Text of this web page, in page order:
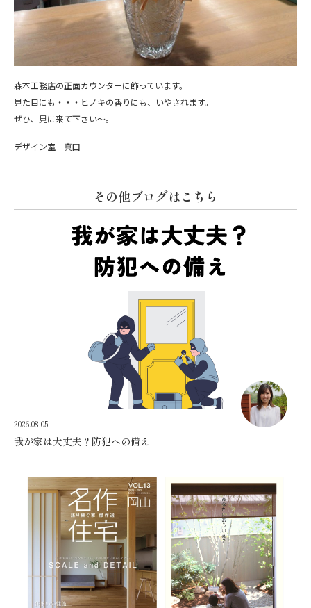
森本工務店の正面カウンターに飾っています。
見た目にも・・・ヒノキの香りにも、いやされます。
ぜひ、見に来て下さい～。
デザイン室 真田
その他ブログはこちら
2026.08.05
我が家は大丈夫？防犯への備え